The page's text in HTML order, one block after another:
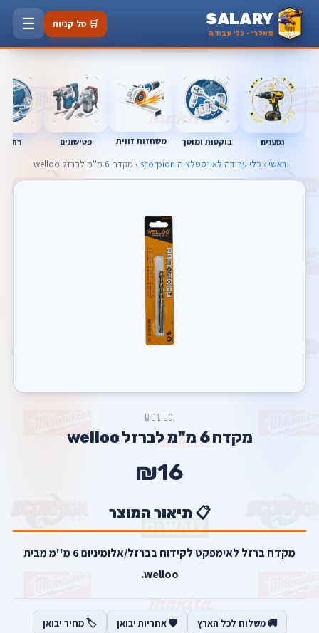
SALARY
סאלרי · כלי עבודה
🛒 סל קניות ☰
נטענים בוקסות ומוסך משחזות זווית פטישונים
ראשי › כלי עבודה לאינסטלציה scorpion › מקדח 6 מ''מ לברזל welloo
WELLO
מקדח 6 מ''מ לברזל welloo
₪16
📋 תיאור המוצר
מקדח ברזל לאימפקט לקידוח בברזל/אלומיניום 6 מ''מ מבית
welloo.
🚚 משלוח לכל הארץ 🛡️ אחריות יבואן 🏷️ מחיר יבואן